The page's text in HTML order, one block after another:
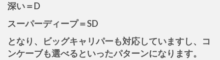
深い＝D
スーパーディープ＝SD
となり、ビッグキャリパーも対応していますし、コ
ンケーブも選べるといったパターンになります。